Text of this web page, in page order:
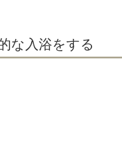
な入浴をする